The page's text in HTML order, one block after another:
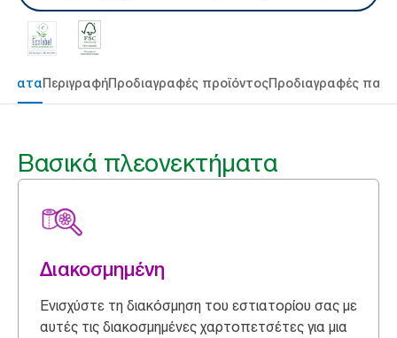
ΠεριγραφήΠροδιαγραφές προϊόντοςΠροδιαγραφές
Βασικά πλεονεκτήματα
Διακοσμημένη
Ενισχύστε τη διακόσμηση του εστιατορίου σας με
αυτές τις διακοσμημένες χαρτοπετσέτες για μια